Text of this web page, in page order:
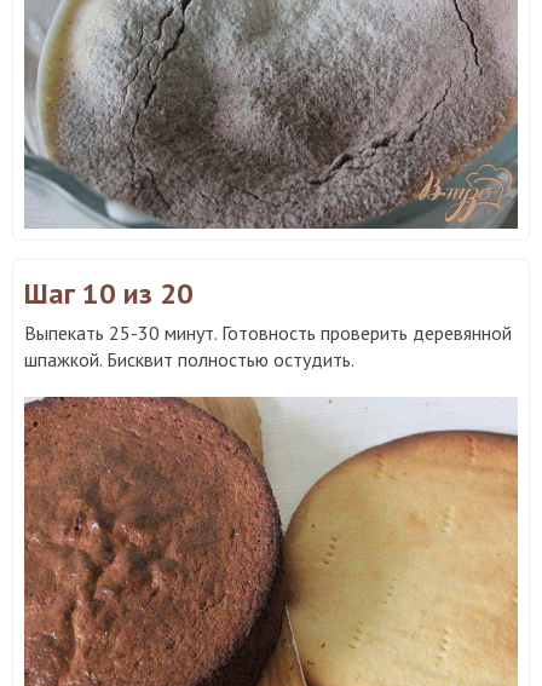
Шаг 10 из 20
Выпекать 25-30 минут. Готовность проверить деревянной
шпажкой. Бисквит полностью остудить.